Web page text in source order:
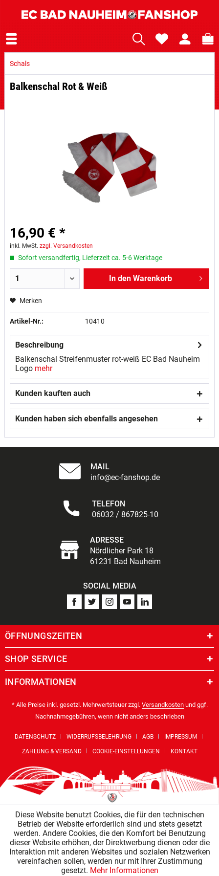
Schals
Balkenschal Rot & Weiß
16,90 € *
inkl. MwSt. zzgl. Versandkosten
Sofort versandfertig, Lieferzeit ca. 5-6 Werktage
In den Warenkorb
Merken
Artikel-Nr.: 10410
Beschreibung
Balkenschal Streifenmuster rot-weiß EC Bad Nauheim
Logo mehr
Kunden kauften auch
Kunden haben sich ebenfalls angesehen
MAIL
info@ec-fanshop.de
TELEFON
06032 / 867825-10
ADRESSE
Nördlicher Park 18
61231 Bad Nauheim
SOCIAL MEDIA
ÖFFNUNGSZEITEN
SHOP SERVICE
INFORMATIONEN
* Alle Preise inkl. gesetzl. Mehrwertsteuer zzgl. Versandkostenund ggf.
Nachnahmegebühren, wenn nicht anders beschrieben
DATENSCHUTZ WIDERRUFSBELEHRUNG AGB IMPRESSUM
ZAHLUNG & VERSAND COOKIE-EINSTELLUNGEN KONTAKT
Diese Website benutzt Cookies, die für den technischen
Betrieb der Website erforderlich sind und stets gesetzt
werden. Andere Cookies, die den Komfort bei Benutzung
dieser Website erhöhen, der Direktwerbung dienen oder die
Interaktion mit anderen Websites und sozialen Netzwerken
vereinfachen sollen, werden nur mit Ihrer Zustimmung
gesetzt. Mehr Informationen